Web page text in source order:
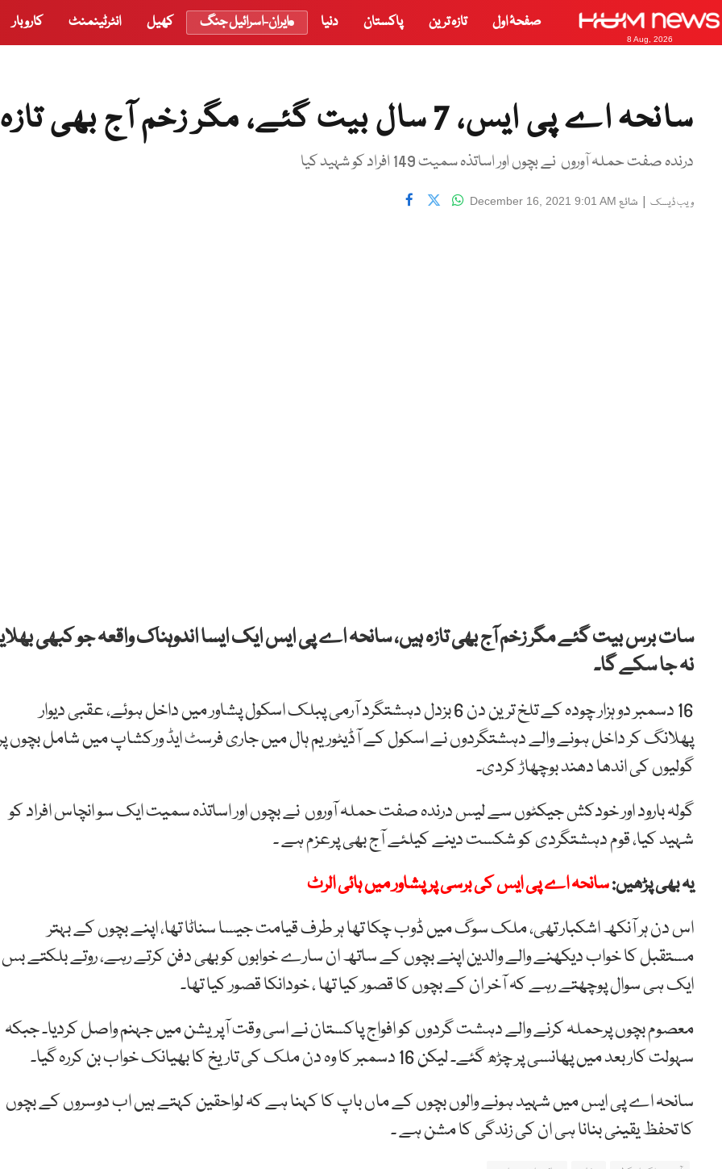
8 Aug, 2026
صفحۂ اول تازہ ترین پاکستان دنیا ایران-اسرائیل جنگ کھیل انٹرٹینمنٹ کاروبار
سانحہ اے پی ایس، 7 سال بیت گئے، مگر زخم آج بھی تازہ
درندہ صفت حملہ آوروں نے بچوں اور اساتذہ سمیت 149 افراد کو شہید کیا
ویب ڈیسک | شائع December 16, 2021 9:01 AM
سات برس بیت گئے مگر زخم آج بھی تازہ ہیں، سانحہ اے پی ایس ایک ایسا اندوہناک واقعہ جو کبھی
نہ جا سکے گا۔
16 دسمبر دو ہزار چودہ کے تلخ ترین دن 6 بزدل دہشتگرد آرمی پبلک اسکول پشاور میں داخل ہوئے، عقبی دیوار
پھلانگ کر داخل ہونے والے دہشتگردوں نے اسکول کے آڈیٹوریم ہال میں جاری فرسٹ ایڈ ورکشاپ میں شامل بچوں
گولیوں کی اندھا دھند بوچھاڑ کردی۔
گولہ بارود اور خودکش جیکٹوں سے لیس درندہ صفت حملہ آوروں نے بچوں اور اساتذہ سمیت ایک سو انچاس افراد کو
شہید کیا، قوم دہشتگردی کو شکست دینے کیلئے آج بھی پرعزم ہے ۔
یہ بھی پڑھیں:سانحہ اے پی ایس کی برسی پر پشاور میں ہائی الرٹ
اس دن ہر آنکھ اشکبار تھی، ملک سوگ میں ڈوب چکا تھا ہر طرف قیامت جیسا سناٹا تھا، اپنے بچوں کے بہتر
مستقبل کا خواب دیکھنے والے والدین اپنے بچوں کے ساتھ ان سارے خوابوں کو بھی دفن کرتے رہے، روتے بلکتے بس
ایک ہی سوال پوچھتے رہے کہ آخر ان کے بچوں کا قصور کیا تھا ، خودانکا قصور کیا تھا۔
معصوم بچوں پرحملہ کرنے والے دہشت گردوں کو افواج پاکستان نے اسی وقت آپریشن میں جہنم واصل کردیا۔ جبکہ
سہولت کار بعد میں پھانسی پر چڑھ گئے۔ لیکن 16 دسمبر کا وہ دن ملک کی تاریخ کا بھیانک خواب بن کررہ گیا۔
سانحہ اے پی ایس میں شہید ہونے والوں بچوں کے ماں باپ کا کہنا ہے کہ لواحقین کہتے ہیں اب دوسروں کے بچوں
کا تحفظ یقینی بنانا ہی ان کی زندگی کا مشن ہے ۔